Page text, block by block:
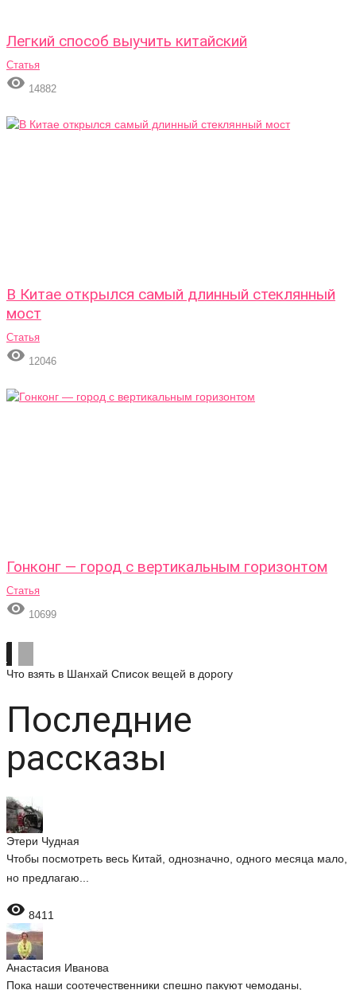
Легкий способ выучить китайский
Статья
 14882
В Китае открылся самый длинный стеклянный
мост
Статья
 12046
Гонконг — город с вертикальным горизонтом
Статья
 10699
Что взять в Шанхай Список вещей в дорогу
Последние
рассказы
Этери Чудная
Чтобы посмотреть весь Китай, однозначно, одного месяца мало,
но предлагаю...
 8411
Анастасия Иванова
Пока наши соотечественники спешно пакуют чемоданы,